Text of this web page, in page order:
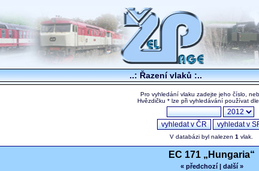
..: Řazení vlaků :..
Pro vyhledání vlaku zadejte jeho číslo,
Hvězdičku * lze při vyhledávání používat
V databázi byl nalezen 1 vlak.
EC 171 „Hungaria“
« předchozí| další »